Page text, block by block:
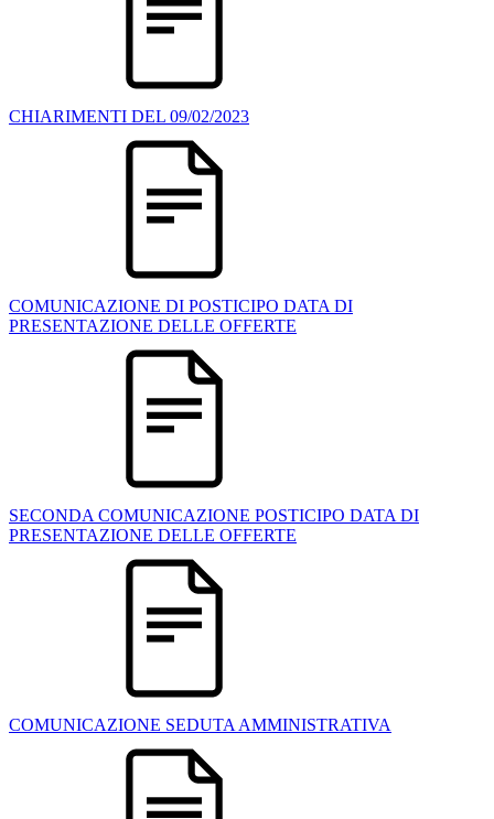
CHIARIMENTI DEL 09/02/2023
COMUNICAZIONE DI POSTICIPO DATA DI
PRESENTAZIONE DELLE OFFERTE
SECONDA COMUNICAZIONE POSTICIPO DATA DI
PRESENTAZIONE DELLE OFFERTE
COMUNICAZIONE SEDUTA AMMINISTRATIVA